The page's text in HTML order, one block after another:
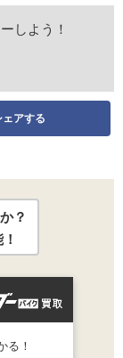
しよう！
ェアする
？
る！